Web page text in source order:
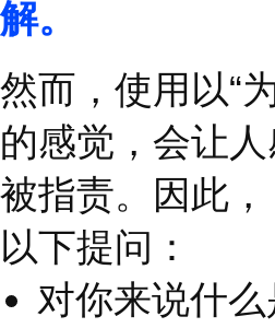
用有利的语
趣的态度，
注意眼神交流
话。